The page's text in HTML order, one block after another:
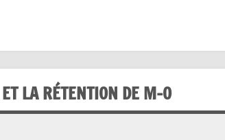
LA RÉTENTION DE M-O